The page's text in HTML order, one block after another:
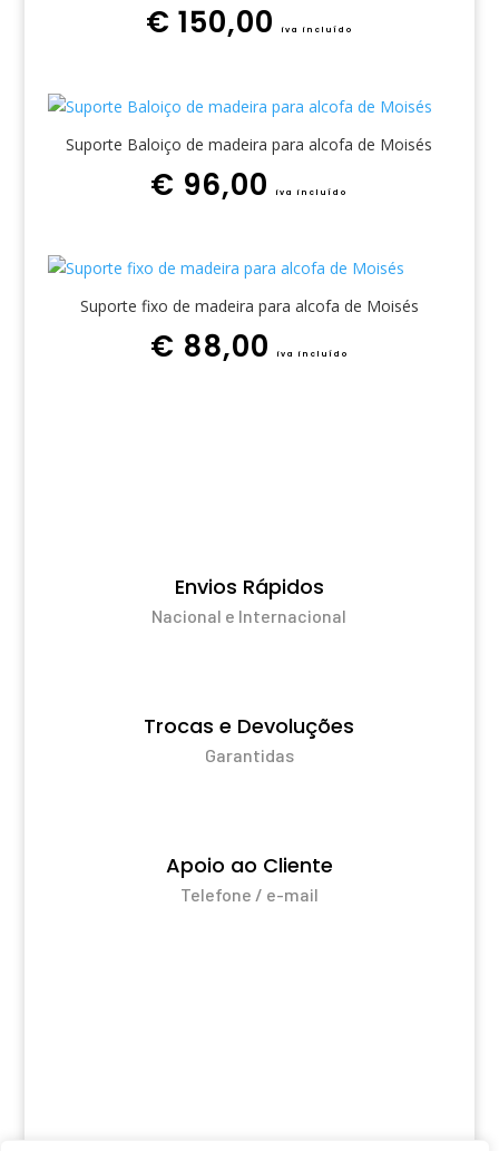
€ 150,00 iva incluído
Suporte Baloiço de madeira para alcofa de Moisés
€ 96,00 iva incluído
Suporte fixo de madeira para alcofa de Moisés
€ 88,00 iva incluído
Envios Rápidos
Nacional e Internacional
Trocas e Devoluções
Garantidas
Apoio ao Cliente
Telefone / e-mail